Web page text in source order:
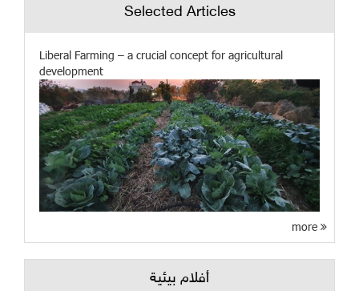
Selected Articles
Liberal Farming – a crucial concept for agricultural
development
أفلام بيئية